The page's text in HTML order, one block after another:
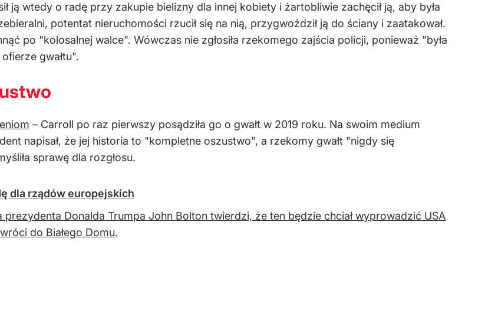
ją wtedy o radę przy zakupie bielizny dla innej kobiety i żartobliwie zachęcił ją, aby była
potentat nieruchomości rzucił się na nią, przygwoździł ją do ściany i zaatakował.
po "kolosalnej walce". Wówczas nie zgłosiła rzekomego zajścia policji, ponieważ "była
gwałtu".
– Carroll po raz pierwszy posądziła go o gwałt w 2019 roku. Na swoim medium
napisał, że jej historia to "kompletne oszustwo", a rzekomy gwałt "nigdy się
sprawę dla rozgłosu.
dla rządów europejskich
prezydenta Donalda Trumpa John Bolton twierdzi, że ten będzie chciał wyprowadzić USA
do Białego Domu.